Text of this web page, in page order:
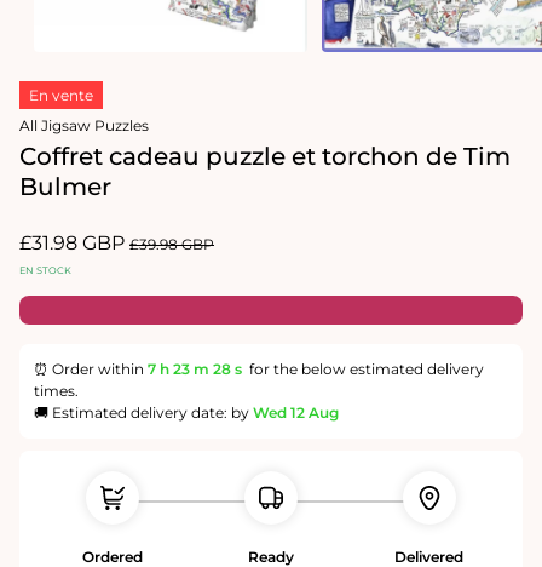
le
média
1
dans
une
fenêtre
modale
une
En vente
All Jigsaw Puzzles
Coffret cadeau puzzle et torchon de Tim
Bulmer
Prix
promotionnel
£31.98 GBP Prix
£39.98 GBP
EN STOCK
⏰ Order within 7 h 23 m 28 s for the below estimated delivery
times.
🚚 Estimated delivery date: by Wed 12 Aug
Ordered
Ready
Delivered